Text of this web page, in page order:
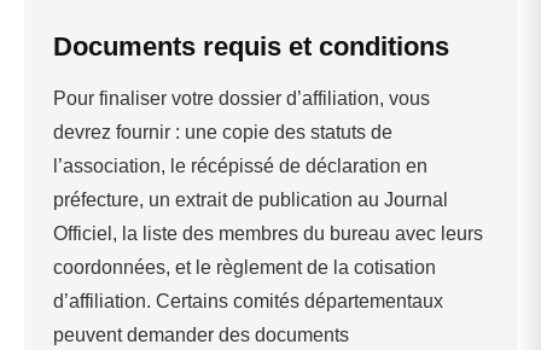
Documents requis et conditions
Pour finaliser votre dossier d’affiliation, vous
devrez fournir : une copie des statuts de
l’association, le récépissé de déclaration en
préfecture, un extrait de publication au Journal
Officiel, la liste des membres du bureau avec leurs
coordonnées, et le règlement de la cotisation
d’affiliation. Certains comités départementaux
peuvent demander des documents